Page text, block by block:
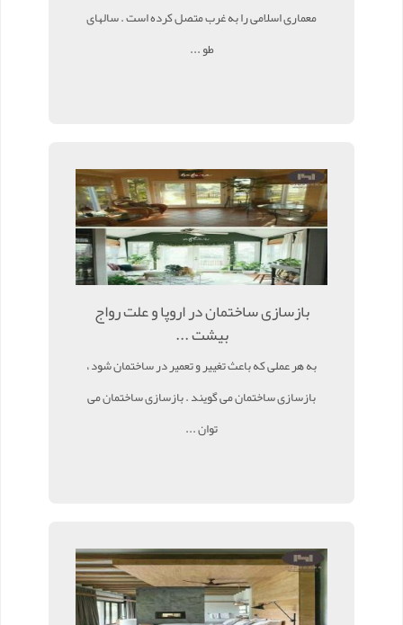
معماری اسلامی را به غرب متصل کرده است . سالهای
طو ...
بازسازی ساختمان در اروپا و علت رواج
بیشت ...
به هر عملی که باعث تغییر و تعمیر در ساختمان شود ،
بازسازی ساختمان می گویند . بازسازی ساختمان می
توان ...